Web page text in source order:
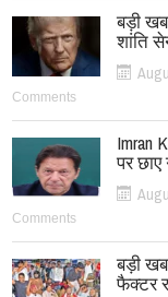
बड़ी
शांति
Comments
Imran
पर
Comments
बड़ी
फैक्टर